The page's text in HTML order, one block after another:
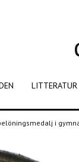
LITTERATUR
i